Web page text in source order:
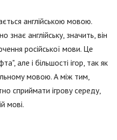
англійською мовою.
англійську, значить, він
російської мови. Це
але і більшості ігор, так як
мовою. А між тим,
сприймати ігрову середу,
мові.